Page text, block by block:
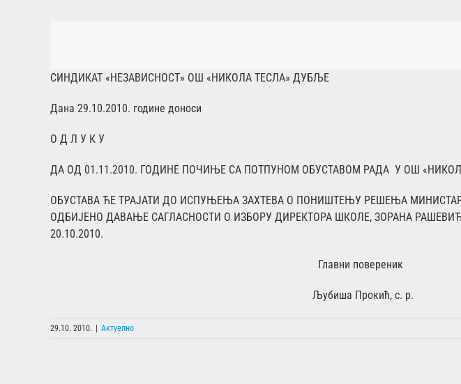
СИНДИКАТ «НЕЗАВИСНОСТ» ОШ «НИКОЛА ТЕСЛА» ДУБЉЕ
Дана 29.10.2010. године доноси
О Д Л У К У
ДА ОД 01.11.2010. ГОДИНЕ ПОЧИЊЕ СА ПОТПУНОМ ОБУСТАВОМ РАДА У ОШ
ОБУСТАВА ЋЕ ТРАЈАТИ ДО ИСПУЊЕЊА ЗАХТЕВА О ПОНИШТЕЊУ РЕШЕЊА
ОДБИЈЕНО ДАВАЊЕ САГЛАСНОСТИ О ИЗБОРУ ДИРЕКТОРА ШКОЛЕ, ЗОРАНА РАШЕВИЋА,
20.10.2010.
Главни повереник
Љубиша Прокић, с. р.
29.10. 2010. Актуелно